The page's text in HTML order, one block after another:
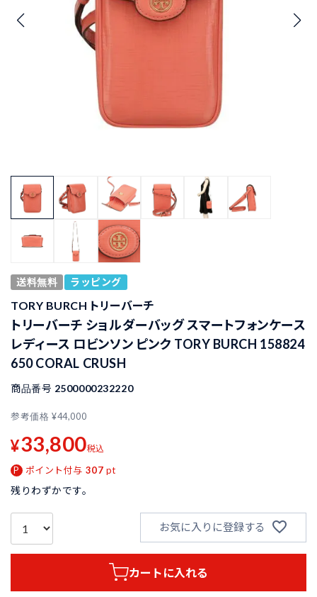
送料無料 ラッピング
TORY BURCH トリーバーチ
トリーバーチ ショルダーバッグ スマートフォンケース
レディース ロビンソン ピンク TORY BURCH 158824
650 CORAL CRUSH
商品番号 2500000232220
参考価格 ¥44,000
¥33,800税込
ポイント付与 307 pt
残りわずかです。
お気に入りに登録する
カートに入れる